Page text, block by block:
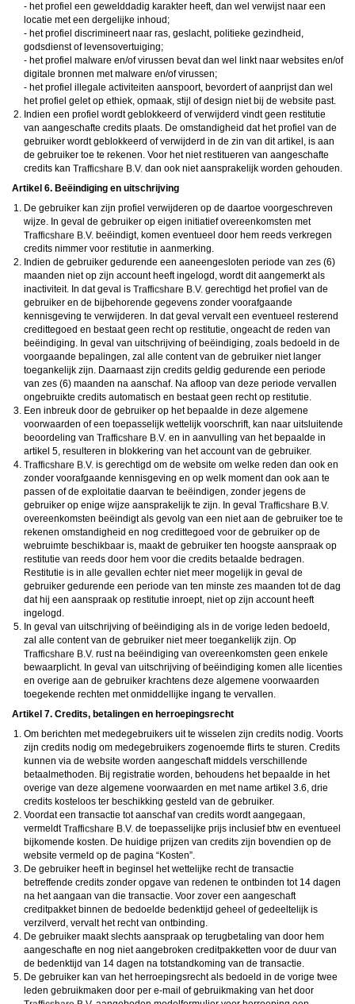
- het profiel een gewelddadig karakter heeft, dan wel verwijst naar een
locatie met een dergelijke inhoud;
- het profiel discrimineert naar ras, geslacht, politieke gezindheid,
godsdienst of levensovertuiging;
- het profiel malware en/of virussen bevat dan wel linkt naar websites en/of
digitale bronnen met malware en/of virussen;
- het profiel illegale activiteiten aanspoort, bevordert of aanprijst dan wel
het profiel gelet op ethiek, opmaak, stijl of design niet bij de website past.
Indien een profiel wordt geblokkeerd of verwijderd vindt geen restitutie
van aangeschafte credits plaats. De omstandigheid dat het profiel van de
gebruiker wordt geblokkeerd of verwijderd in de zin van dit artikel, is aan
de gebruiker toe te rekenen. Voor het niet restitueren van aangeschafte
credits kan
dan ook niet aansprakelijk worden gehouden.
Artikel 6. Beëindiging en uitschrijving
De gebruiker kan zijn profiel verwijderen op de daartoe voorgeschreven
wijze. In geval de gebruiker op eigen initiatief overeenkomsten met
beëindigt, komen eventueel door hem reeds verkregen
credits nimmer voor restitutie in aanmerking.
Indien de gebruiker gedurende een aaneengesloten periode van zes (6)
maanden niet op zijn account heeft ingelogd, wordt dit aangemerkt als
inactiviteit. In dat geval is
gerechtigd het profiel van de
gebruiker en de bijbehorende gegevens zonder voorafgaande
kennisgeving te verwijderen. In dat geval vervalt een eventueel resterend
credittegoed en bestaat geen recht op restitutie, ongeacht de reden van
beëindiging. In geval van uitschrijving of beëindiging, zoals bedoeld in de
voorgaande bepalingen, zal alle content van de gebruiker niet langer
toegankelijk zijn. Daarnaast zijn credits geldig gedurende een periode
van zes (6) maanden na aanschaf. Na afloop van deze periode vervallen
ongebruikte credits automatisch en bestaat geen recht op restitutie.
Een inbreuk door de gebruiker op het bepaalde in deze algemene
voorwaarden of een toepasselijk wettelijk voorschrift, kan naar uitsluitende
beoordeling van
en in aanvulling van het bepaalde in
artikel 5, resulteren in blokkering van het account van de gebruiker.
is gerechtigd om de website om welke reden dan ook en
zonder voorafgaande kennisgeving en op welk moment dan ook aan te
passen of de exploitatie daarvan te beëindigen, zonder jegens de
gebruiker op enige wijze aansprakelijk te zijn. In geval
overeenkomsten beëindigt als gevolg van een niet aan de gebruiker toe te
rekenen omstandigheid en nog credittegoed voor de gebruiker op de
webruimte beschikbaar is, maakt de gebruiker ten hoogste aanspraak op
restitutie van reeds door hem voor die credits betaalde bedragen.
Restitutie is in alle gevallen echter niet meer mogelijk in geval de
gebruiker gedurende een periode van ten minste zes maanden tot de dag
dat hij een aanspraak op restitutie inroept, niet op zijn account heeft
ingelogd.
In geval van uitschrijving of beëindiging als in de vorige leden bedoeld,
zal alle content van de gebruiker niet meer toegankelijk zijn. Op
rust na beëindiging van overeenkomsten geen enkele
bewaarplicht. In geval van uitschrijving of beëindiging komen alle licenties
en overige aan de gebruiker krachtens deze algemene voorwaarden
toegekende rechten met onmiddellijke ingang te vervallen.
Artikel 7. Credits, betalingen en herroepingsrecht
Om berichten met medegebruikers uit te wisselen zijn credits nodig. Voorts
zijn credits nodig om medegebruikers zogenoemde flirts te sturen. Credits
kunnen via de website worden aangeschaft middels verschillende
betaalmethoden. Bij registratie worden, behoudens het bepaalde in het
overige van deze algemene voorwaarden en met name artikel 3.6, drie
credits kosteloos ter beschikking gesteld van de gebruiker.
Voordat een transactie tot aanschaf van credits wordt aangegaan,
vermeldt
de toepasselijke prijs inclusief btw en eventueel
bijkomende kosten. De huidige prijzen van credits zijn bovendien op de
website vermeld op de pagina “Kosten”.
De gebruiker heeft in beginsel het wettelijke recht de transactie
betreffende credits zonder opgave van redenen te ontbinden tot 14 dagen
na het aangaan van die transactie. Voor zover een aangeschaft
creditpakket binnen de bedoelde bedenktijd geheel of gedeeltelijk is
verzilverd, vervalt het recht van ontbinding.
De gebruiker maakt slechts aanspraak op terugbetaling van door hem
aangeschafte en nog niet aangebroken creditpakketten voor de duur van
de bedenktijd van 14 dagen na totstandkoming van de transactie.
De gebruiker kan van het herroepingsrecht als bedoeld in de vorige twee
leden gebruikmaken door per e-mail of gebruikmaking van het door